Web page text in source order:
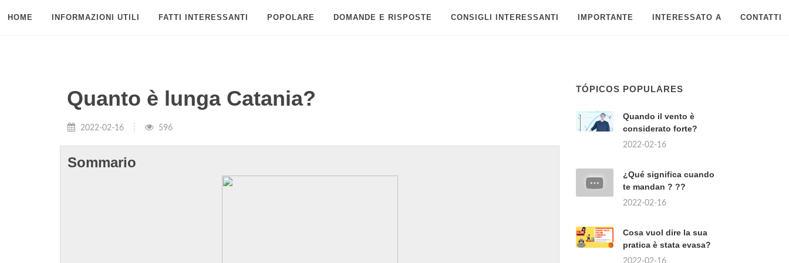
HOME INFORMAZIONI UTILI FATTI INTERESSANTI POPOLARE DOMANDE E RISPOSTE CONSIGLI INTERESSANTI IMPORTANTE INTERESSATO A CONTATTI
Quanto è lunga Catania?
2022-02-16 596
Sommario
TÓPICOS POPULARES
Quando il vento è
considerato forte?
2022-02-16
¿Qué significa cuando
te mandan ? ??
2022-02-16
Cosa vuol dire la sua
pratica è stata evasa?
2022-02-16